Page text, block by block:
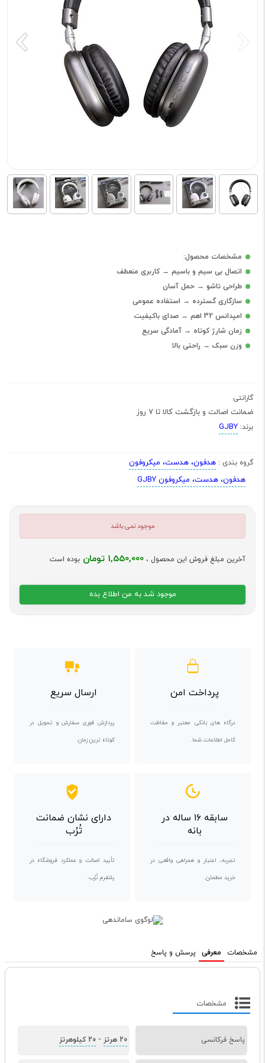
مشخصات محصول:
اتصال بی سیم و باسیم → کاربری منعطف
طراحی تاشو → حمل آسان
سازگاری گسترده → استفاده عمومی
امپدانس 32 اهم → صدای باکیفیت
زمان شارژ کوتاه → آمادگی سریع
وزن سبک → راحتی بالا
گارانتی
ضمانت اصالت و بازگشت کالا تا 7 روز
برند: GJBY
گروه بندی : هدفون، هدست، میکروفون
هدفون، هدست، میکروفون GJBY
موجود نمی باشد
آخرین مبلغ فروش این محصول ، 1,550,000 تومان بوده است
موجود شد به من اطلاع بده
پرداخت امن
درگاه های بانکی معتبر و حفاظت
کامل اطلاعات شما.
ارسال سریع
پردازش فوری سفارش و تحویل در
کوتاه ترین زمان.
سابقه ۱۶ ساله در
بانه
تجربه، اعتبار و همراهی واقعی در
خرید مطمئن.
دارای نشان ضمانت
تُرُب
تأیید اصالت و عملکرد فروشگاه در
پلتفرم تُرُب.
مشخصات معرفی پرسش و پاسخ
مشخصات
پاسخ فرکانسی 20 هرتز - 20 کیلوهرتز